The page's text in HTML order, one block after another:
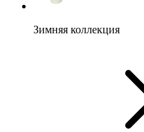
Зимняя коллекция